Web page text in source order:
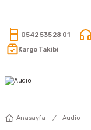
0542 535 28 01
Kargo Takibi
Anasayfa Audio